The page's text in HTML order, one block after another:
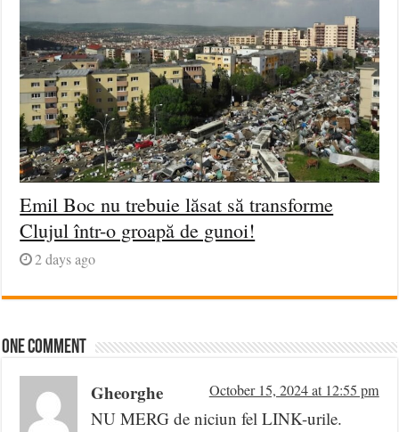
Emil Boc nu trebuie lăsat să transforme
Clujul într-o groapă de gunoi!
2 days ago
One comment
Gheorghe October 15, 2024 at 12:55 pm
NU MERG de niciun fel LINK-urile.